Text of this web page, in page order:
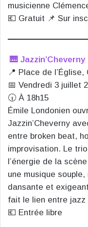
musicienne
💶 Gratuit 📌 Sur
🎹
📍 Place de l’Église,
📅 Vendredi 3 juillet
🕡 À 18h15
Émile Londonien
Jazzin’Cheverny
entre broken beat,
improvisation. Le
l’énergie de la
une musique
dansante et
fait le lien entre
💶 Entrée libre